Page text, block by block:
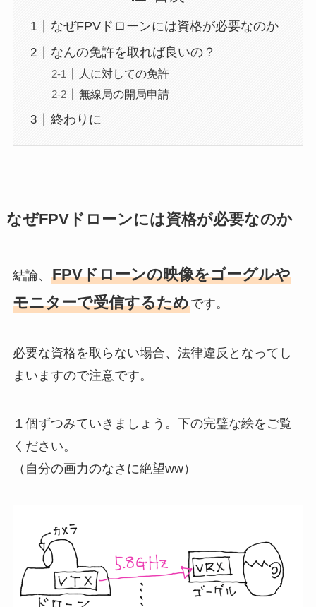
なぜFPVドローンには資格が必要なのか
なんの免許を取れば良いの？
人に対しての免許
無線局の開局申請
終わりに
なぜFPVドローンには資格が必要なのか
結論、 FPVドローンの映像をゴーグルや
モニターで受信するためです。
必要な資格を取らない場合、法律違反となってし
まいますので注意です。
１個ずつみていきましょう。下の完璧な絵をご覧
ください。
（自分の画力のなさに絶望ww）